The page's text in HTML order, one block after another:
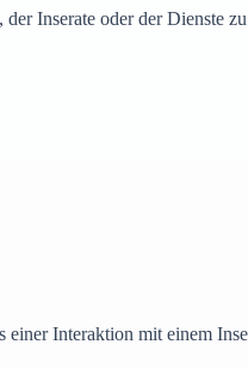
Inserate oder der Dienste
Interaktion mit einem